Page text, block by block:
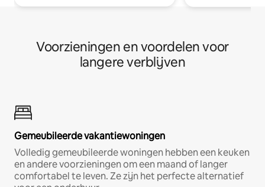
Voorzieningen en voordelen voor
langere verblijven
Gemeubileerde vakantiewoningen
Volledig gemeubileerde woningen hebben een keuken
en andere voorzieningen om een maand of langer
comfortabel te leven. Ze zijn het perfecte alternatief